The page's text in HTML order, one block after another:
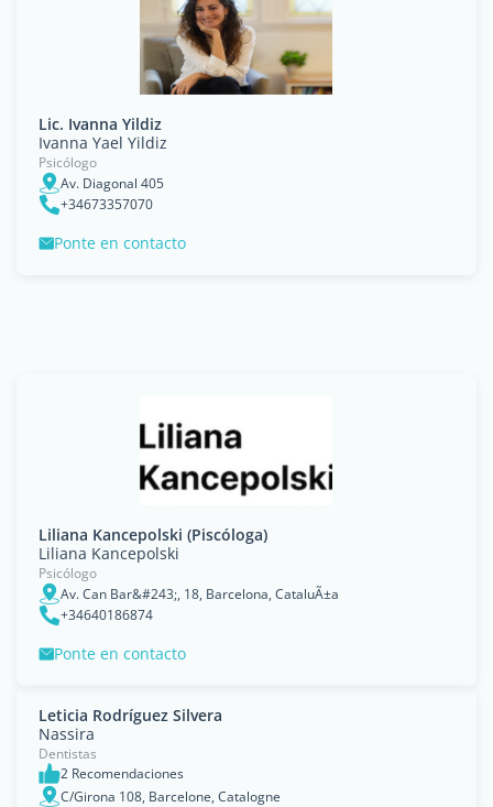
Lic. Ivanna Yildiz
Ivanna Yael Yildiz
Psicólogo
Av. Diagonal 405
+34673357070
Ponte en contacto
Liliana Kancepolski (Piscóloga)
Liliana Kancepolski
Psicólogo
Av. Can Bar&#243;, 18, Barcelona, CataluÃ±a
+34640186874
Ponte en contacto
Leticia Rodríguez Silvera
Nassira
Dentistas
2 Recomendaciones
C/Girona 108, Barcelone, Catalogne